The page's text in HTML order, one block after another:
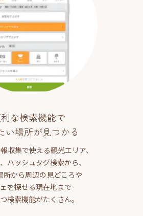
な検索機能で
い場所が見つかる
収集で使える観光エリア、
ハッシュタグ検索から、
所から周辺の見どころや
を探せる現在地まで
検索機能がたくさん。